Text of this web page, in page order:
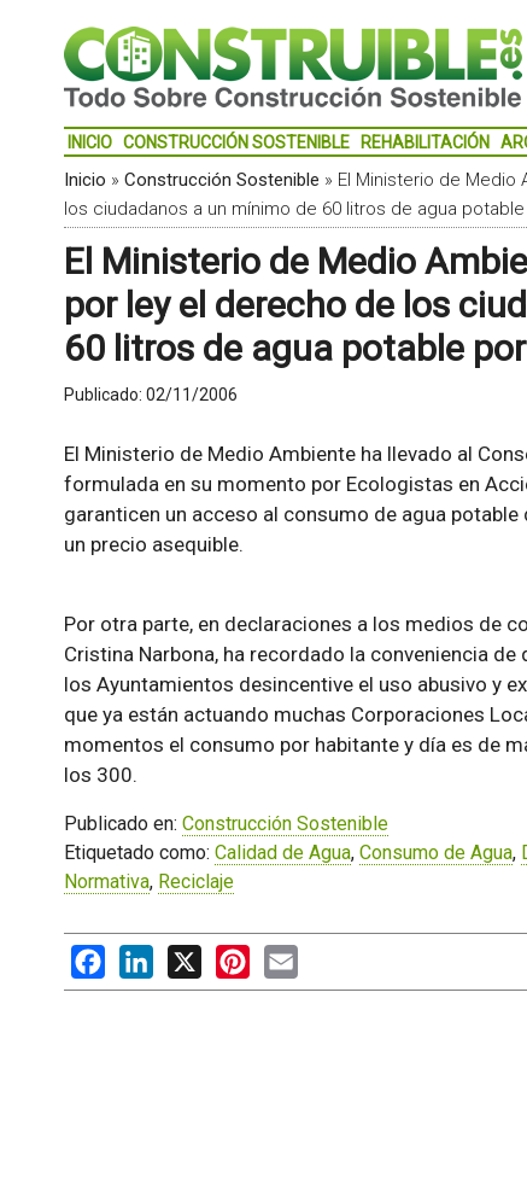
INICIO CONSTRUCCIÓN SOSTENIBLE REHABILITACIÓN
Inicio » Construcción Sostenible » El Ministerio de
los ciudadanos a un mínimo de 60 litros de agua
El Ministerio de Medio
por ley el derecho de los
60 litros de agua potable
Publicado: 02/11/2006
El Ministerio de Medio Ambiente ha llevado al
formulada en su momento por Ecologistas en
garanticen un acceso al consumo de agua
un precio asequible.
Por otra parte, en declaraciones a los medios de
Cristina Narbona, ha recordado la conveniencia
los Ayuntamientos desincentive el uso abusivo y
que ya están actuando muchas Corporaciones
momentos el consumo por habitante y día es de
los 300.
Publicado en: Construcción Sostenible
Etiquetado como: Calidad de Agua, Consumo de Agua,
Normativa, Reciclaje
FacebookLinkedIn
X PinterestEmail